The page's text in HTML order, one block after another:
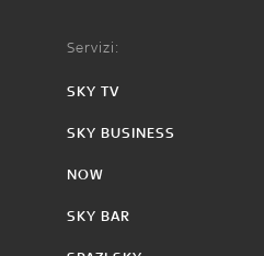
Servizi:
SKY TV
SKY BUSINESS
NOW
SKY BAR